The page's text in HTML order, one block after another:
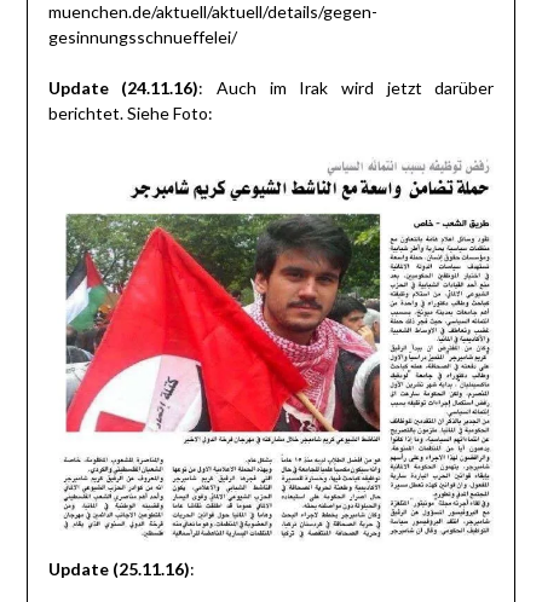
muenchen.de/aktuell/aktuell/details/gegen-
gesinnungsschnueffelei/
Update (24.11.16): Auch im Irak wird jetzt darüber
berichtet. Siehe Foto:
Update (25.11.16):